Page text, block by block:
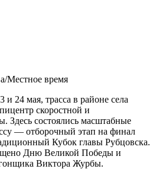
Местное время
24 мая, трасса в районе села
скоростной и
Здесь состоялись масштабные
— отборочный этап на финал
Кубок главы Рубцовска.
Дню Великой Победы и
Виктора Журбы.